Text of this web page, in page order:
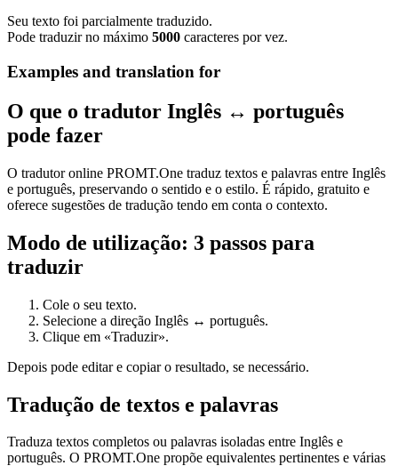
Seu texto foi parcialmente traduzido.
Pode traduzir no máximo 5000 caracteres por vez.
Examples and translation for
O que o tradutor Inglês ↔ português
pode fazer
O tradutor online PROMT.One traduz textos e palavras entre Inglês
e português, preservando o sentido e o estilo. É rápido, gratuito e
oferece sugestões de tradução tendo em conta o contexto.
Modo de utilização: 3 passos para
traduzir
Cole o seu texto.
Selecione a direção Inglês ↔ português.
Clique em «Traduzir».
Depois pode editar e copiar o resultado, se necessário.
Tradução de textos e palavras
Traduza textos completos ou palavras isoladas entre Inglês e
português. O PROMT.One propõe equivalentes pertinentes e várias